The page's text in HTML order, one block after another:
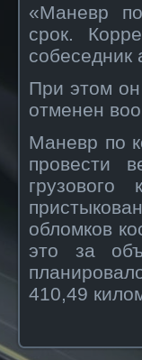
«Маневр
срок.
собеседник
При этом
отменен
Маневр по
провести
грузового
обломков
это за
410,49